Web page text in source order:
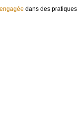
engagée dans des pratiques